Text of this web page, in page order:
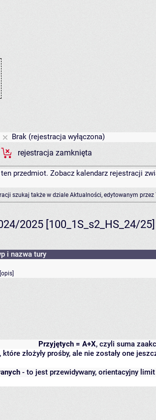
Brak (rejestracja wyłączona)
rejestracja zamknięta
przedmiot. Zobacz kalendarz rejestracji
szukaj także w dziale Aktualności, edytowanym przez
2025 [100_1S_s2_HS_24/25]
i nazwa tury
opis
Przyjętych = A+X, czyli suma
złożyły prośby, ale nie zostały one
- to jest przewidywany, orientacyjny